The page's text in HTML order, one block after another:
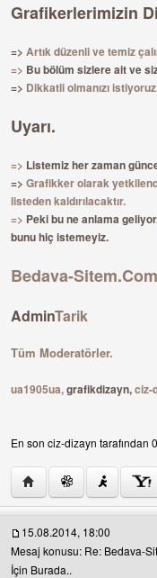
Grafikerlerimizin
=> Artık düzenli ve temiz
=> Bu bölüm sizlere ait ve
=> Dikkatli olmanızı
Uyarı.
=> Listemiz her zaman
=> Grafikker olarak
listeden kaldırılacaktır.
=> Peki bu ne anlama
bunu hiç istemeyiz.
Bedava-
AdminTarik
Tüm Moderatörler.
ua1905ua,grafikdizayn,ciz-
En son ciz-dizayn
Yazarın web sitesini
15.08.2014, 18:00
Mesaj konusu: Re: Bedava-
İçin Burada..